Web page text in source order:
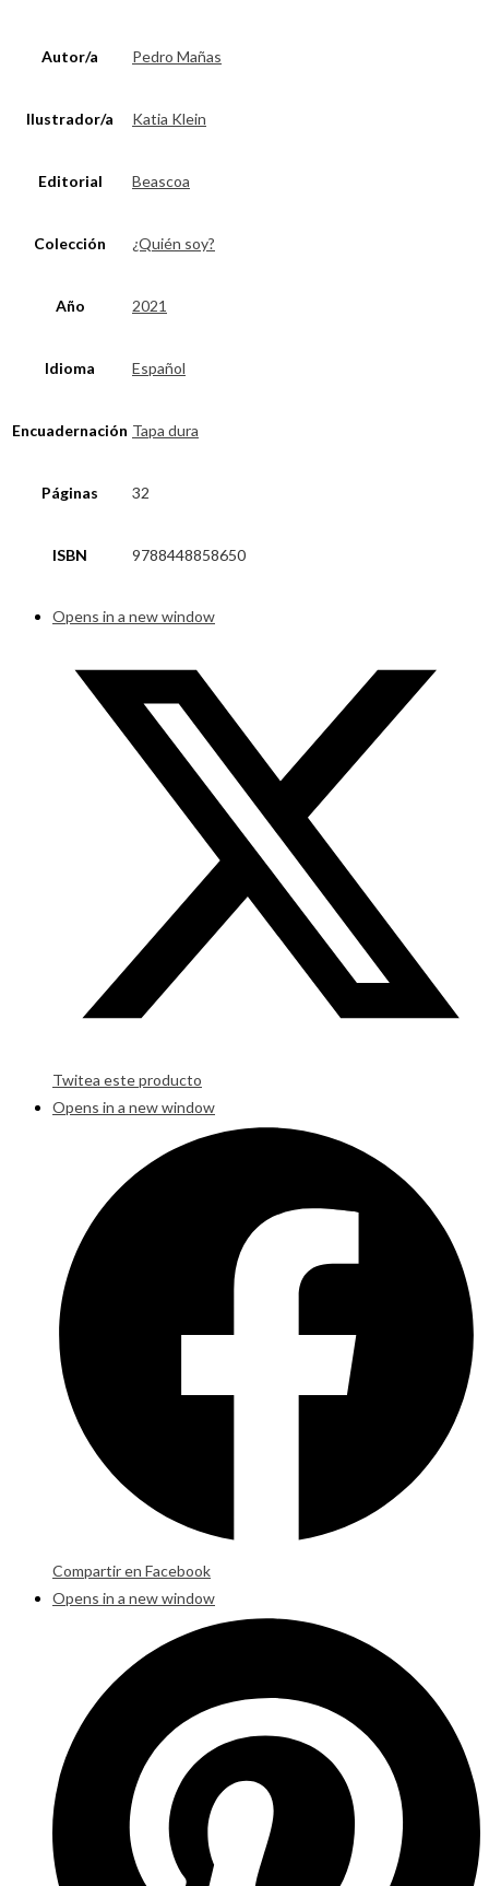
Autor/a Pedro Mañas
Ilustrador/a Katia Klein
Editorial Beascoa
Colección ¿Quién soy?
Año 2021
Idioma Español
Encuadernación Tapa dura
Páginas 32
ISBN 9788448858650
Opens in a new window
Twitea este producto
Opens in a new window
Compartir en Facebook
Opens in a new window